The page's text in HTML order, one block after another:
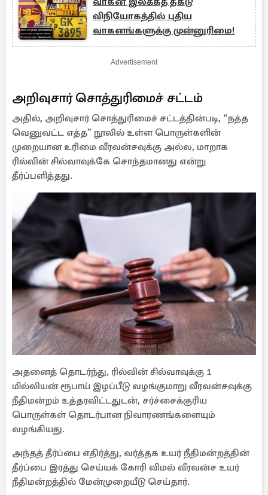
விநியோகத்தில் புதிய
வாகனங்களுக்கு முன்னுரிமை!
Advertisement
அறிவுசார் சொத்துரிமைச் சட்டம்
அதில், அறிவுசார் சொத்துரிமைச் சட்டத்தின்படி, “நத்த
வெனுவட்ட எத்த” நூலில் உள்ள பொருள்களின்
முறையான உரிமை வீரவன்சவுக்கு அல்ல, மாறாக
ரில்வின் சில்வாவுக்கே சொந்தமானது என்று
தீர்ப்பளித்தது.
அதனைத் தொடர்ந்து, ரில்வின் சில்வாவுக்கு 1
மில்லியன் ரூபாய் இழப்பீடு வழங்குமாறு வீரவன்சவுக்கு
நீதிமன்றம் உத்தரவிட்டதுடன், சர்ச்சைக்குரிய
பொருள்கள் தொடர்பான நிவாரணங்களையும்
வழங்கியது.
அந்தத் தீர்ப்பை எதிர்த்து, வர்த்தக உயர் நீதிமன்றத்தின்
தீர்ப்பை இரத்து செய்யக் கோரி விமல் வீரவன்ச உயர்
நீதிமன்றத்தில் மேன்முறையீடு செய்தார்.